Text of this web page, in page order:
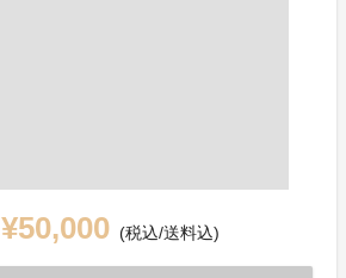
¥50,000 (税込/送料込)